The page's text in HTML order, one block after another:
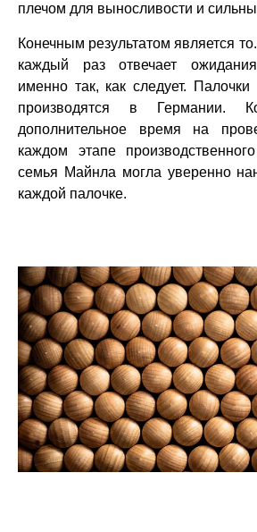
плечом для выносливости и
Конечным результатом является
каждый раз отвечает
именно так, как следует. Палочки
производятся в Германии.
дополнительное время на
каждом этапе
семья Майнла могла уверенно
каждой палочке.